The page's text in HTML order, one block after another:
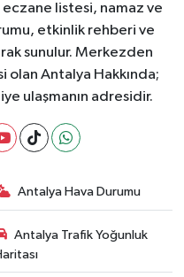
listesi, namaz ve
etkinlik rehberi ve
sunulur. Merkezden
olan Antalya Hakkında;
ulaşmanın adresidir.
Antalya Hava Durumu
Antalya Trafik Yoğunluk